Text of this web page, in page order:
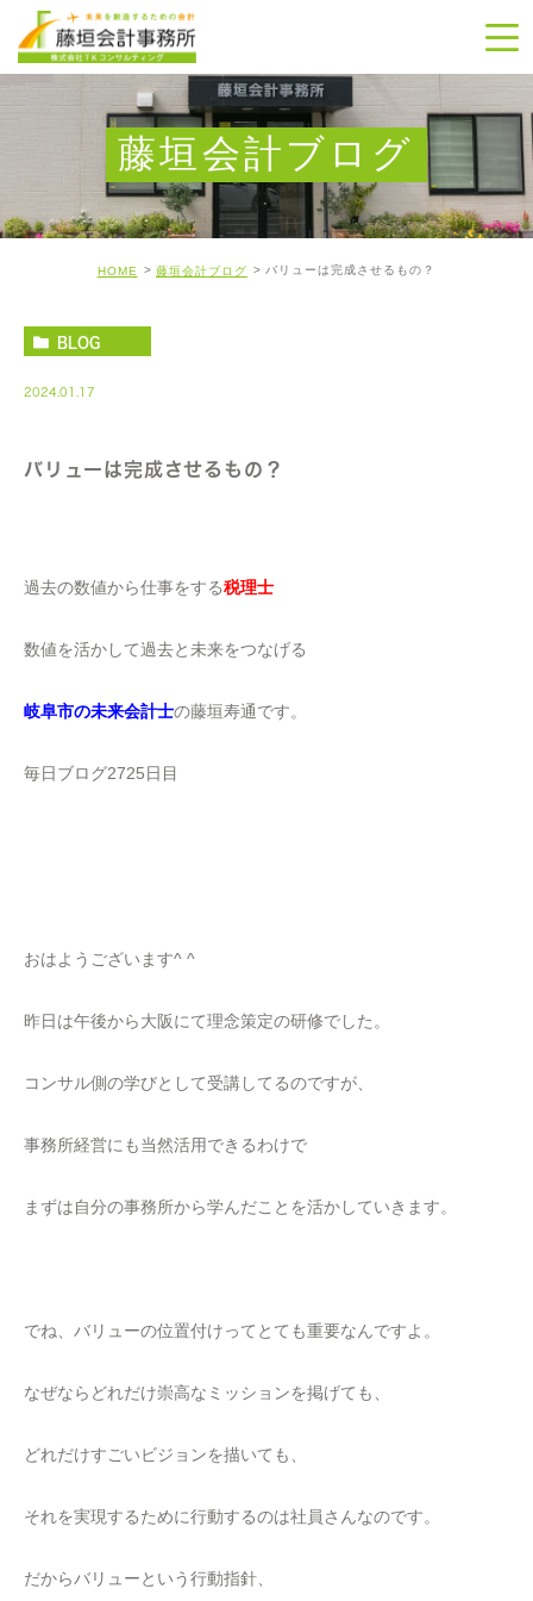
藤垣会計ブログ
HOME 藤垣会計ブログ バリューは完成させるもの？
BLOG
2024.01.17
バリューは完成させるもの？
過去の数値から仕事をする税理士
数値を活かして過去と未来をつなげる
岐阜市の未来会計士の藤垣寿通です。
毎日ブログ2725日目
おはようございます^ ^
昨日は午後から大阪にて理念策定の研修でした。
コンサル側の学びとして受講してるのですが、
事務所経営にも当然活用できるわけで
まずは自分の事務所から学んだことを活かしていきます。
でね、バリューの位置付けってとても重要なんですよ。
なぜならどれだけ崇高なミッションを掲げても、
どれだけすごいビジョンを描いても、
それを実現するために行動するのは社員さんなのです。
だからバリューという行動指針、